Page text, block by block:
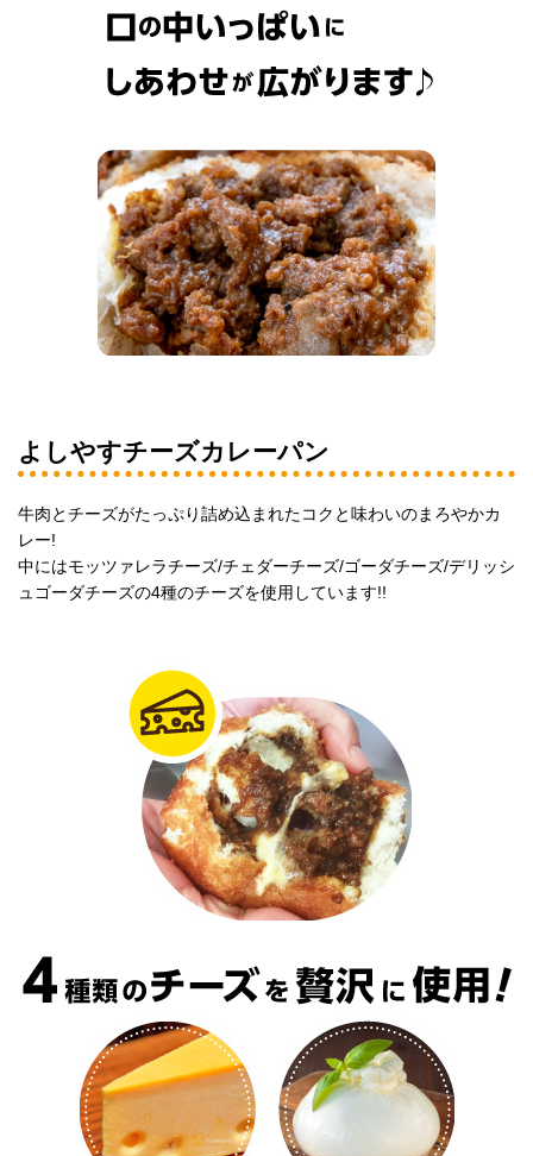
よしやすチーズカレーパン
牛肉とチーズがたっぷり詰め込まれたコクと味わいのまろやかカ
レー!
中にはモッツァレラチーズ/チェダーチーズ/ゴーダチーズ/デリッシ
ュゴーダチーズの4種のチーズを使用しています!!